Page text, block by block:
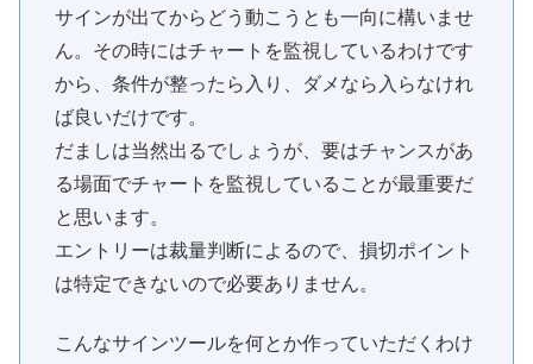
サインが出てからどう動こうとも一向に構いませ
ん。その時にはチャートを監視しているわけです
から、条件が整ったら入り、ダメなら入らなけれ
ば良いだけです。
だましは当然出るでしょうが、要はチャンスがあ
る場面でチャートを監視していることが最重要だ
と思います。
エントリーは裁量判断によるので、損切ポイント
は特定できないので必要ありません。
こんなサインツールを何とか作っていただくわけ